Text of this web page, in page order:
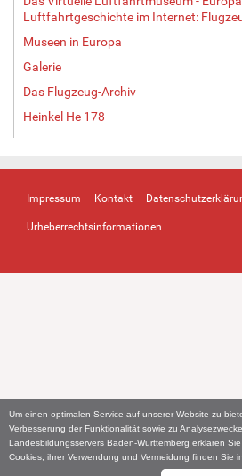
Um einen optimalen Service auf unserer Website zu
Verbesserung der Funktionalität sowie zu
Landesbildungsservers Baden-Württemberg erklären
Cookies, ihrer Verwendung und Vermeidung finden Sie
Luftfahrtgeschichte im Internet:
Museen in Europa
Galerie
Das Flugzeug-Archiv
Heinkel He 178
Impressum Kontakt
Urheberrechtsinformationen